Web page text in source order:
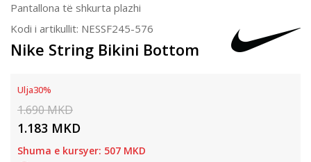
Pantallona të shkurta plazhi
Kodi i artikullit: NESSF245-576
Nike String Bikini Bottom
Ulja30%
1.690MKD
1.183 MKD
Shuma e kursyer: 507 MKD